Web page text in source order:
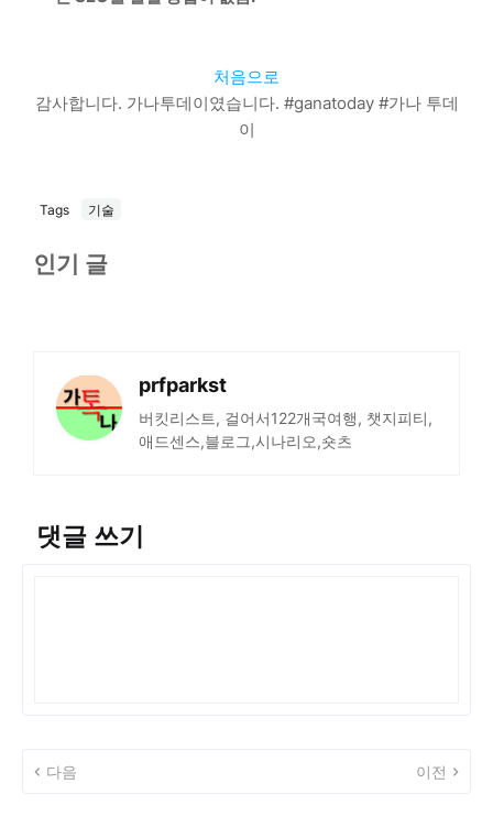
처음으로
감사합니다. 가나투데이였습니다. #ganatoday #가나 투데
이
Tags 기술
인기 글
prfparkst
버킷리스트, 걸어서122개국여행, 챗지피티,
애드센스,블로그,시나리오,숏츠
댓글 쓰기
다음 이전